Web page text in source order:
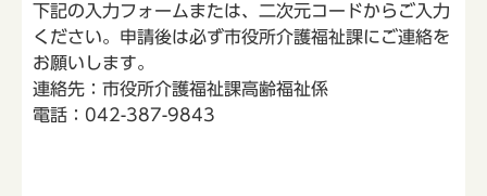
下記の入力フォームまたは、二次元コードからご入力
ください。申請後は必ず市役所介護福祉課にご連絡を
お願いします。
連絡先：市役所介護福祉課高齢福祉係
電話：042-387-9843